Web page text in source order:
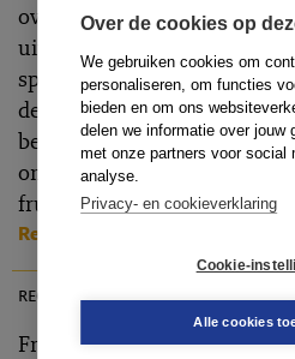
Over de cookies op
We gebruiken cookies om
personaliseren, om functies
bieden en om ons
delen we informatie over jouw
met onze partners voor social
analyse.
Privacy- en cookieverklaring
Cookie-
Alle cookies
overlijdt. Pensioenfonds
uitsluitingsclausule.
sprake is van verboden
de medische keuringen.
beroep op uitsluiting van
omgedraaid omdat weduwe
frustreert.
Rechtbank Den Haag
rechtspraak
Franchisenemer van